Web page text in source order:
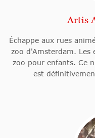
Artis
Échappe aux rues
zoo d'Amsterdam. Les
zoo pour enfants. Ce
est